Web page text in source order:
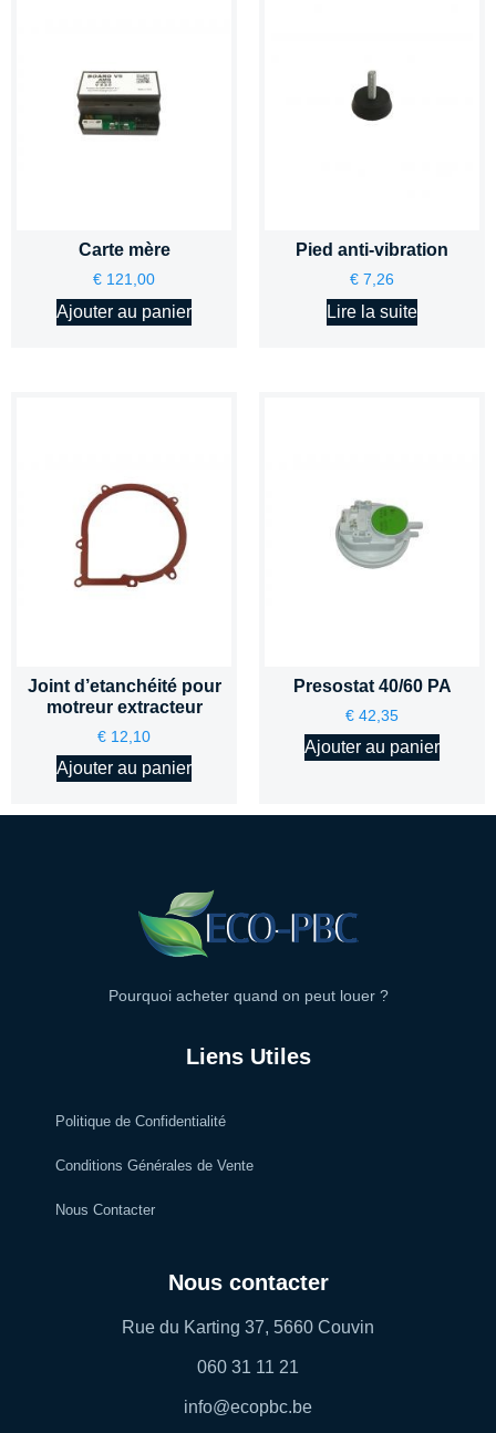
Carte mère
€ 121,00
Ajouter au panier
Pied anti-vibration
€ 7,26
Lire la suite
Joint d’etanchéité pour
motreur extracteur
€ 12,10
Ajouter au panier
Presostat 40/60 PA
€ 42,35
Ajouter au panier
Pourquoi acheter quand on peut louer ?
Liens Utiles
Politique de Confidentialité
Conditions Générales de Vente
Nous Contacter
Nous contacter
Rue du Karting 37, 5660 Couvin
060 31 11 21
info@ecopbc.be